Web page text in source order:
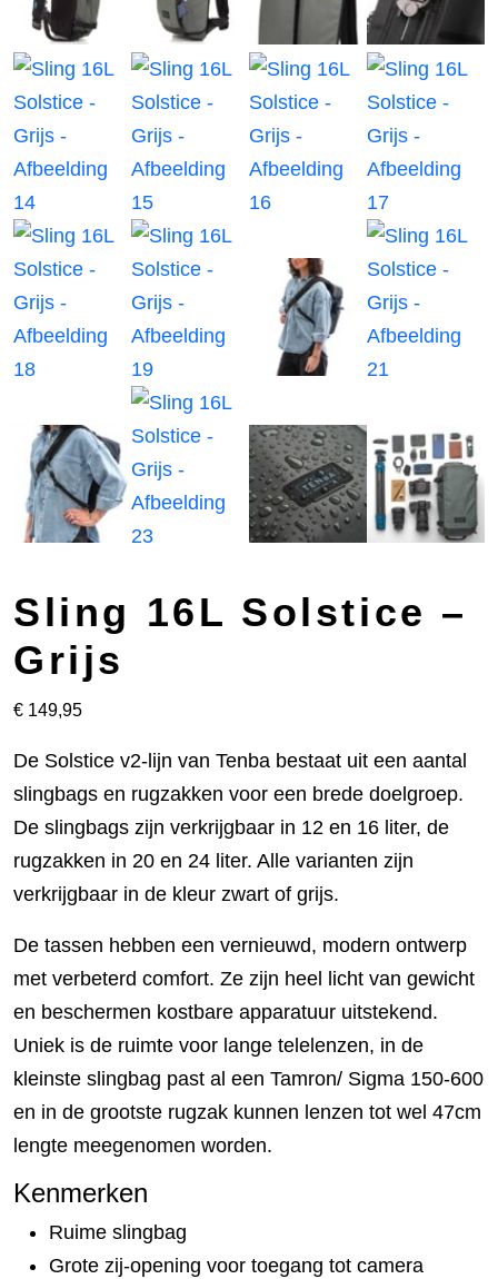
Sling 16L Solstice –
Grijs
€ 149,95
De Solstice v2-lijn van Tenba bestaat uit een aantal
slingbags en rugzakken voor een brede doelgroep.
De slingbags zijn verkrijgbaar in 12 en 16 liter, de
rugzakken in 20 en 24 liter. Alle varianten zijn
verkrijgbaar in de kleur zwart of grijs.
De tassen hebben een vernieuwd, modern ontwerp
met verbeterd comfort. Ze zijn heel licht van gewicht
en beschermen kostbare apparatuur uitstekend.
Uniek is de ruimte voor lange telelenzen, in de
kleinste slingbag past al een Tamron/ Sigma 150-600
en in de grootste rugzak kunnen lenzen tot wel 47cm
lengte meegenomen worden.
Kenmerken
Ruime slingbag
Grote zij-opening voor toegang tot camera